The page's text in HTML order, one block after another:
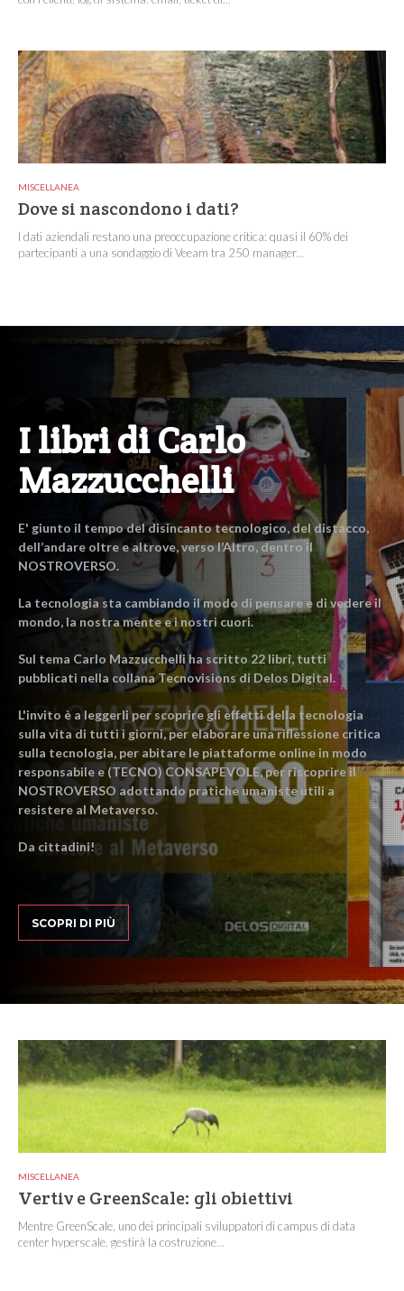
MISCELLANEA
Dove si nascondono i dati?
I dati aziendali restano una preoccupazione critica: quasi il 60% dei
partecipanti a una sondaggio di Veeam tra 250 manager...
I libri di Carlo
Mazzucchelli
E' giunto il tempo del disincanto tecnologico, del distacco,
dell’andare oltre e altrove, verso l’Altro, dentro il
NOSTROVERSO.
La tecnologia sta cambiando il modo di pensare e di vedere il
mondo, la nostra mente e i nostri cuori.
Sul tema Carlo Mazzucchelli ha scritto 22 libri, tutti
pubblicati nella collana Tecnovisions di Delos Digital.
L'invito è a leggerli per scoprire gli effetti della tecnologia
sulla vita di tutti i giorni, per elaborare una riflessione critica
sulla tecnologia, per abitare le piattaforme online in modo
responsabile e (TECNO) CONSAPEVOLE, per riscoprire il
NOSTROVERSO adottando pratiche umaniste utili a
resistere al Metaverso.
Da cittadini!
SCOPRI DI PIÙ
MISCELLANEA
Vertiv e GreenScale: gli obiettivi
Mentre GreenScale, uno dei principali sviluppatori di campus di data
center hyperscale, gestirà la costruzione...